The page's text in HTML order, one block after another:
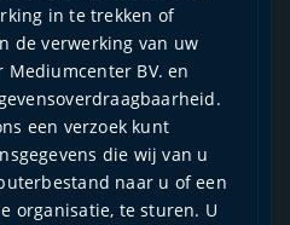
in te trekken of
de verwerking van uw
Mediumcenter BV. en
een verzoek kunt
die wij van u
naar u of een
organisatie, te sturen. U